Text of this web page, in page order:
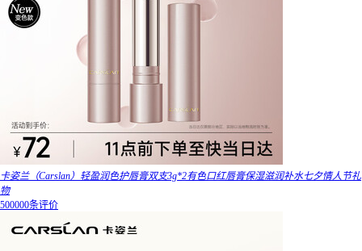
卡姿兰（Carslan）轻盈润色护唇膏双支3g*2有色口红唇膏保湿滋润补水七夕情人节礼
物
500000条评价